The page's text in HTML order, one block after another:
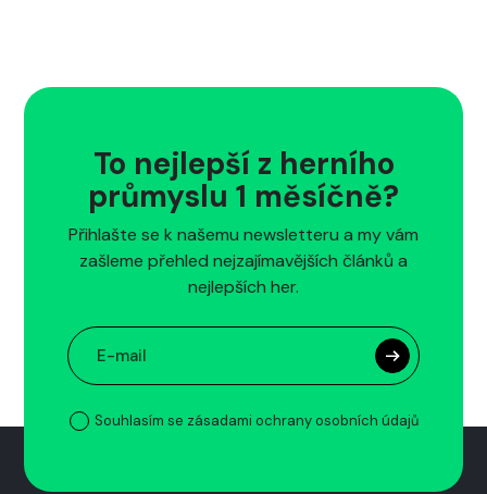
To nejlepší z herního
průmyslu 1 měsíčně?
Přihlašte se k našemu newsletteru a my vám
zašleme přehled nejzajímavějších článků a
nejlepších her.
Souhlasím se zásadami ochrany osobních údajů